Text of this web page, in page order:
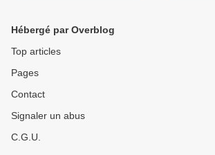
Hébergé par Overblog
Top articles
Pages
Contact
Signaler un abus
C.G.U.